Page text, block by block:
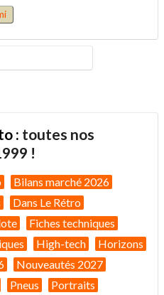
: toutes nos
!
Bilans marché 2026
Dans Le Rétro
Fiches techniques
High-tech
Horizons
Nouveautés 2027
Pneus Portraits